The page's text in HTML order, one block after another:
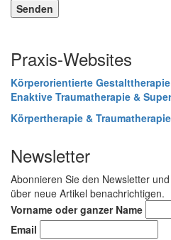
Praxis-Websites
Körperorientierte
Enaktive Traumatherapie &
Körpertherapie & Traumatherapie
Newsletter
Abonnieren Sie den Newsletter
über neue Artikel benachrichtigen.
Vorname oder ganzer Name
Email